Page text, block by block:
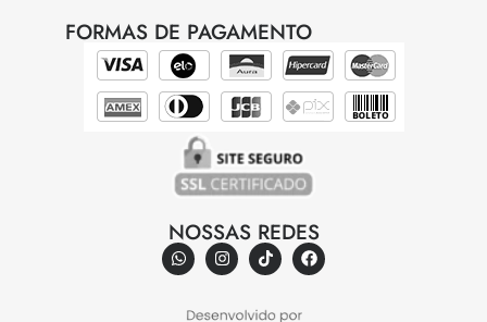
FORMAS DE PAGAMENTO
NOSSAS REDES